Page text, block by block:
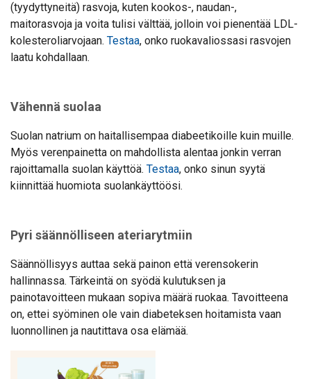
(tyydyttyneitä) rasvoja, kuten kookos-, naudan-,
maitorasvoja ja voita tulisi välttää, jolloin voi pienentää LDL-
kolesteroliarvojaan. Testaa, onko ruokavaliossasi rasvojen
laatu kohdallaan.
Vähennä suolaa
Suolan natrium on haitallisempaa diabeetikoille kuin muille.
Myös verenpainetta on mahdollista alentaa jonkin verran
rajoittamalla suolan käyttöä. Testaa, onko sinun syytä
kiinnittää huomiota suolankäyttöösi.
Pyri säännölliseen ateriarytmiin
Säännöllisyys auttaa sekä painon että verensokerin
hallinnassa. Tärkeintä on syödä kulutuksen ja
painotavoitteen mukaan sopiva määrä ruokaa. Tavoitteena
on, ettei syöminen ole vain diabeteksen hoitamista vaan
luonnollinen ja nautittava osa elämää.